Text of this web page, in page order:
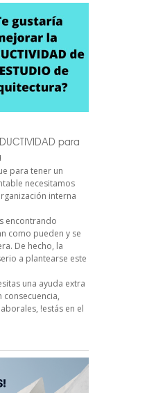
para
para tener un
necesitamos
interna
encontrando
como pueden y se
De hecho, la
a plantearse este
una ayuda extra
consecuencia,
!estás en el